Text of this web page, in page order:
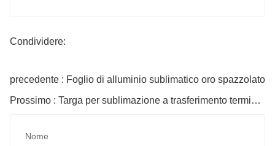
Condividere:
precedente : Foglio di alluminio sublimatico oro spazzolato
Prossimo : Targa per sublimazione a trasferimento termico fai-da-te
Nome